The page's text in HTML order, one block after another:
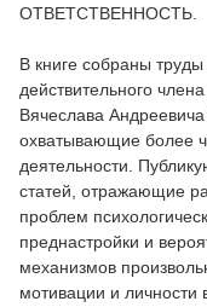
ОТВЕТСТВЕННОСТЬ.
В книге собраны труды
действительного
Вячеслава
охватывающие более
деятельности.
статей, отражающие
проблем
преднастройки и
механизмов
мотивации и